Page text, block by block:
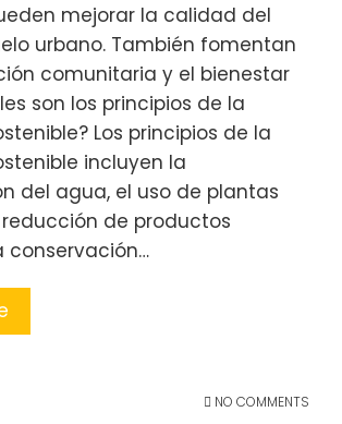
mejorar la calidad del
urbano. También fomentan
comunitaria y el bienestar
son los principios de la
Los principios de la
incluyen la
del agua, el uso de plantas
de productos
conservación…
NO COMMENTS